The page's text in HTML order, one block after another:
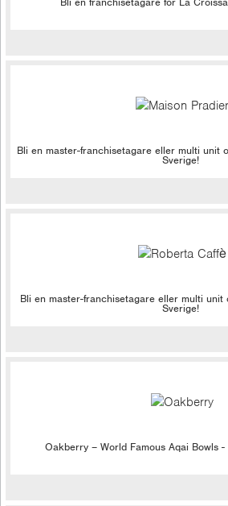
Bli en master-franchisetagare eller multi unit
Sverige!
Bli en master-franchisetagare eller multi unit
Sverige!
Oakberry – World Famous Aqai Bowls